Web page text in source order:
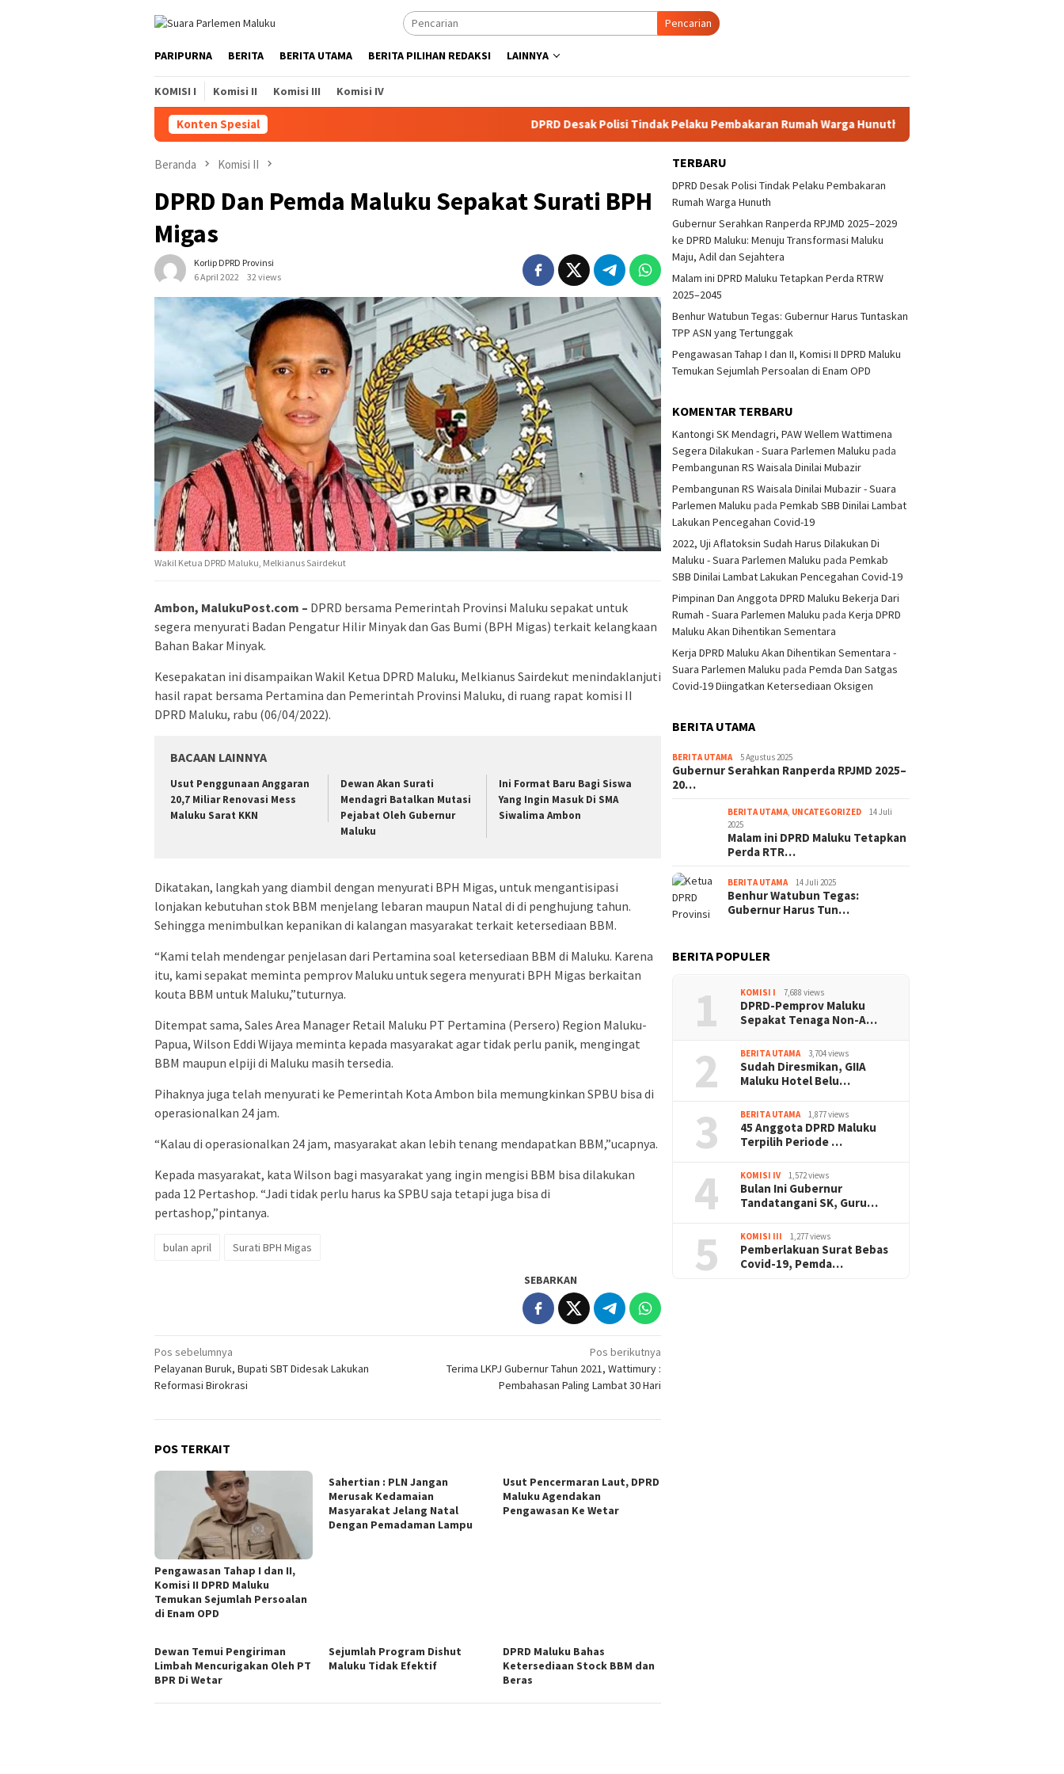
Pencarian
PARIPURNA BERITA BERITA UTAMA BERITA PILIHAN REDAKSI LAINNYA
KOMISI I Komisi II Komisi III Komisi IV
Konten Spesial DPRD Desak Polisi Tindak Pelaku Pembakaran Rumah Warga Hunuth Gubernur Serahkan Ranperda
Beranda Komisi II
DPRD Dan Pemda Maluku Sepakat Surati BPH
Migas
Korlip DPRD Provinsi
6 April 2022
32 views
Wakil Ketua DPRD Maluku, Melkianus Sairdekut
Ambon, MalukuPost.com – DPRD bersama Pemerintah Provinsi Maluku sepakat untuk
segera menyurati Badan Pengatur Hilir Minyak dan Gas Bumi (BPH Migas) terkait kelangkaan
Bahan Bakar Minyak.
Kesepakatan ini disampaikan Wakil Ketua DPRD Maluku, Melkianus Sairdekut menindaklanjuti
hasil rapat bersama Pertamina dan Pemerintah Provinsi Maluku, di ruang rapat komisi II
DPRD Maluku, rabu (06/04/2022).
BACAAN LAINNYA
Usut Penggunaan Anggaran
20,7 Miliar Renovasi Mess
Maluku Sarat KKN
Dewan Akan Surati
Mendagri Batalkan Mutasi
Pejabat Oleh Gubernur
Maluku
Ini Format Baru Bagi Siswa
Yang Ingin Masuk Di SMA
Siwalima Ambon
Dikatakan, langkah yang diambil dengan menyurati BPH Migas, untuk mengantisipasi
lonjakan kebutuhan stok BBM menjelang lebaran maupun Natal di di penghujung tahun.
Sehingga menimbulkan kepanikan di kalangan masyarakat terkait ketersediaan BBM.
“Kami telah mendengar penjelasan dari Pertamina soal ketersediaan BBM di Maluku. Karena
itu, kami sepakat meminta pemprov Maluku untuk segera menyurati BPH Migas berkaitan
kouta BBM untuk Maluku,”tuturnya.
Ditempat sama, Sales Area Manager Retail Maluku PT Pertamina (Persero) Region Maluku-
Papua, Wilson Eddi Wijaya meminta kepada masyarakat agar tidak perlu panik, mengingat
BBM maupun elpiji di Maluku masih tersedia.
Pihaknya juga telah menyurati ke Pemerintah Kota Ambon bila memungkinkan SPBU bisa di
operasionalkan 24 jam.
“Kalau di operasionalkan 24 jam, masyarakat akan lebih tenang mendapatkan BBM,”ucapnya.
Kepada masyarakat, kata Wilson bagi masyarakat yang ingin mengisi BBM bisa dilakukan
pada 12 Pertashop. “Jadi tidak perlu harus ka SPBU saja tetapi juga bisa di
pertashop,”pintanya.
bulan april Surati BPH Migas
SEBARKAN
Navigasi
pos
Pos sebelumnya
Pelayanan Buruk, Bupati SBT Didesak Lakukan
Reformasi Birokrasi
Pos berikutnya
Terima LKPJ Gubernur Tahun 2021, Wattimury :
Pembahasan Paling Lambat 30 Hari
POS TERKAIT
Pengawasan Tahap I dan II,
Komisi II DPRD Maluku
Temukan Sejumlah Persoalan
di Enam OPD
Sahertian : PLN Jangan
Merusak Kedamaian
Masyarakat Jelang Natal
Dengan Pemadaman Lampu
Usut Pencermaran Laut, DPRD
Maluku Agendakan
Pengawasan Ke Wetar
Dewan Temui Pengiriman
Limbah Mencurigakan Oleh PT
BPR Di Wetar
Sejumlah Program Dishut
Maluku Tidak Efektif
DPRD Maluku Bahas
Ketersediaan Stock BBM dan
Beras
TERBARU
DPRD Desak Polisi Tindak Pelaku Pembakaran
Rumah Warga Hunuth
Gubernur Serahkan Ranperda RPJMD 2025–2029
ke DPRD Maluku: Menuju Transformasi Maluku
Maju, Adil dan Sejahtera
Malam ini DPRD Maluku Tetapkan Perda RTRW
2025–2045
Benhur Watubun Tegas: Gubernur Harus Tuntaskan
TPP ASN yang Tertunggak
Pengawasan Tahap I dan II, Komisi II DPRD Maluku
Temukan Sejumlah Persoalan di Enam OPD
KOMENTAR TERBARU
Kantongi SK Mendagri, PAW Wellem Wattimena
Segera Dilakukan - Suara Parlemen Maluku pada
Pembangunan RS Waisala Dinilai Mubazir
Pembangunan RS Waisala Dinilai Mubazir - Suara
Parlemen Maluku padaPemkab SBB Dinilai Lambat
Lakukan Pencegahan Covid-19
2022, Uji Aflatoksin Sudah Harus Dilakukan Di
Maluku - Suara Parlemen Maluku padaPemkab
SBB Dinilai Lambat Lakukan Pencegahan Covid-19
Pimpinan Dan Anggota DPRD Maluku Bekerja Dari
Rumah - Suara Parlemen Maluku padaKerja DPRD
Maluku Akan Dihentikan Sementara
Kerja DPRD Maluku Akan Dihentikan Sementara -
Suara Parlemen Maluku padaPemda Dan Satgas
Covid-19 Diingatkan Ketersediaan Oksigen
BERITA UTAMA
BERITA UTAMA 5 Agustus 2025
Gubernur Serahkan Ranperda RPJMD 2025–
20…
BERITA UTAMA, UNCATEGORIZED
14 Juli
2025
Malam ini DPRD Maluku Tetapkan
Perda RTR…
BERITA UTAMA 14 Juli 2025
Benhur Watubun Tegas:
Gubernur Harus Tun…
BERITA POPULER
1 KOMISI I 7,688 views
DPRD-Pemprov Maluku
Sepakat Tenaga Non-A…
2 BERITA UTAMA 3,704 views
Sudah Diresmikan, GIIA
Maluku Hotel Belu…
3 BERITA UTAMA 1,877 views
45 Anggota DPRD Maluku
Terpilih Periode …
4 KOMISI IV 1,572 views
Bulan Ini Gubernur
Tandatangani SK, Guru…
5 KOMISI III 1,277 views
Pemberlakuan Surat Bebas
Covid-19, Pemda…